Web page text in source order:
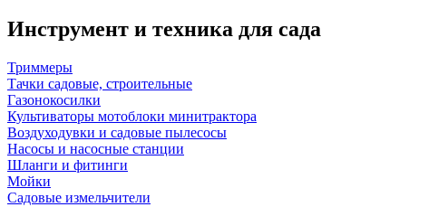
Инструмент и техника для сада
Триммеры
Тачки садовые, строительные
Газонокосилки
Культиваторы мотоблоки минитрактора
Воздуходувки и садовые пылесосы
Насосы и насосные станции
Шланги и фитинги
Мойки
Садовые измельчители